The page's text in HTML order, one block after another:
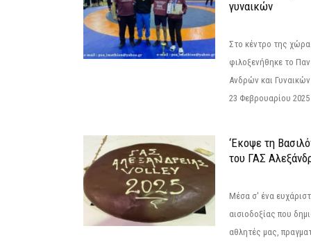
γυναικών
Στο κέντρο της
φιλοξενήθηκε το
Ανδρών και
23 Φεβρουαρίου
‘Εκοψε τη
του ΓΑΣ
Μέσα σ' ένα
αισιοδοξίας που
αθλητές μας,